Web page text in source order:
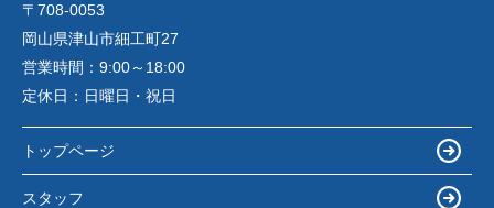
〒708-0053
岡山県津山市細工町27
営業時間： 9:00～18:00
定休日： 日曜日・祝日
トップページ
スタッフ